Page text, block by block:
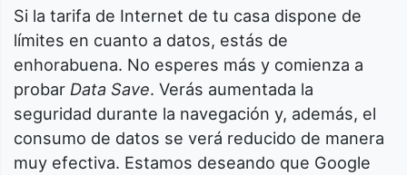
Si la tarifa de Internet de tu casa dispone de
límites en cuanto a datos, estás de
enhorabuena. No esperes más y comienza a
probar Data Save. Verás aumentada la
seguridad durante la navegación y, además, el
consumo de datos se verá reducido de manera
muy efectiva. Estamos deseando que Google